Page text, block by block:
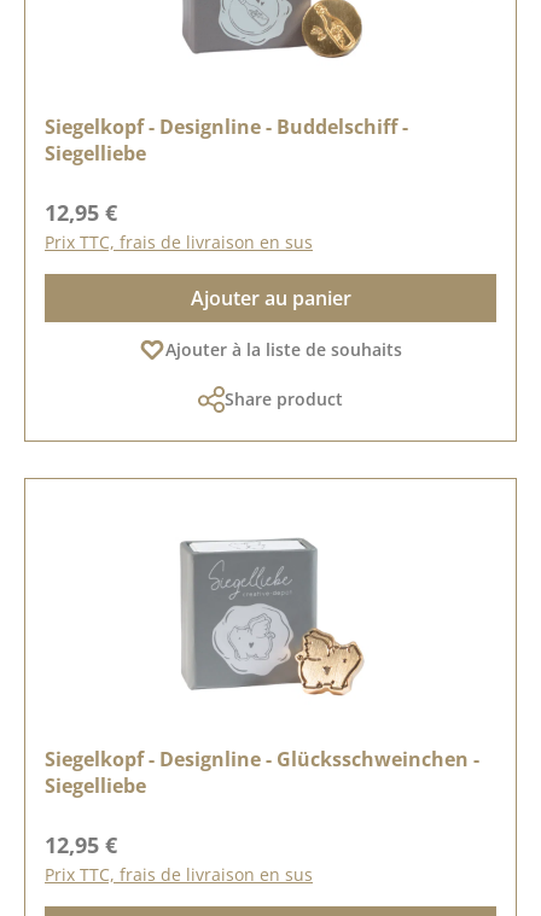
Siegelkopf - Designline - Buddelschiff -
Siegelliebe
Prix régulier :
12,95 €
Prix TTC, frais de livraison en sus
Ajouter au panier
Ajouter à la liste de souhaits
Share product
Siegelkopf - Designline - Glücksschweinchen -
Siegelliebe
Prix régulier :
12,95 €
Prix TTC, frais de livraison en sus